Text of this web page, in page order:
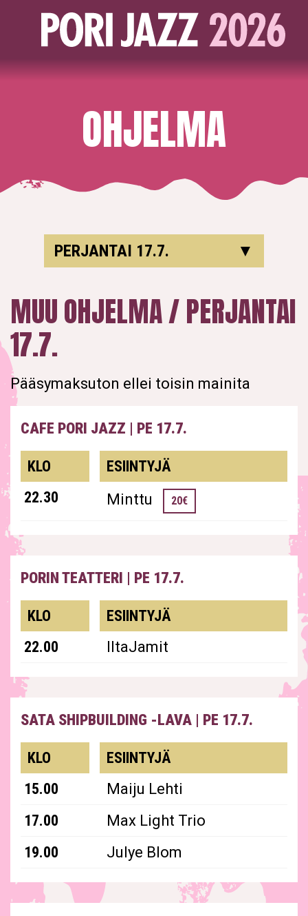
OHJELMA
PERJANTAI 17.7. ▼
MUU OHJELMA / PERJANTAI
17.7.
Pääsymaksuton ellei toisin mainita
CAFE PORI JAZZ | PE 17.7.
KLO
ESIINTYJÄ
22.30
Minttu 20€
PORIN TEATTERI | PE 17.7.
KLO
ESIINTYJÄ
22.00
IltaJamit
SATA SHIPBUILDING -LAVA | PE 17.7.
KLO
ESIINTYJÄ
15.00
Maiju Lehti
17.00
Max Light Trio
19.00
Julye Blom